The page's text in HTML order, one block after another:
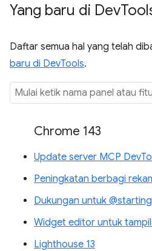
Yang baru di Dev
Daftar semua hal yang telah
baru di DevTools.
Chrome 143
Update server MCP
Peningkatan berbagi
Dukungan untuk
Widget editor untuk
Lighthouse 13